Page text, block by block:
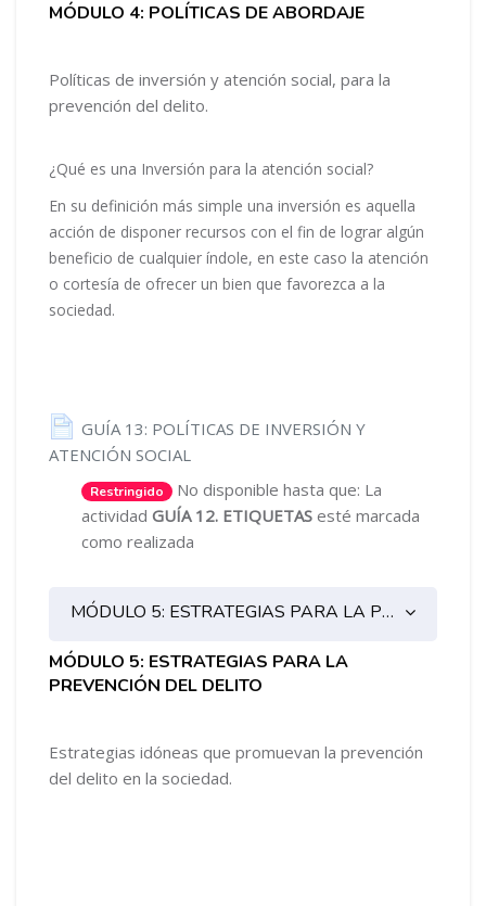
MÓDULO 4: POLÍTICAS DE ABORDAJE
Políticas de inversión y atención social, para la
prevención del delito.
¿Qué es una Inversión para la atención social?
En su definición más simple una inversión es aquella
acción de disponer recursos con el fin de lograr algún
beneficio de cualquier índole, en este caso la atención
o cortesía de ofrecer un bien que favorezca a la
sociedad.
GUÍA 13: POLÍTICAS DE INVERSIÓN Y
ATENCIÓN SOCIAL
Restringido
No disponible hasta que: La
actividad GUÍA 12. ETIQUETAS esté marcada
como realizada
MÓDULO 5: ESTRATEGIAS PARA LA PREVENCIÓN DEL DELITO
MÓDULO 5: ESTRATEGIAS PARA LA
PREVENCIÓN DEL DELITO
Estrategias idóneas que promuevan la prevención
del delito en la sociedad.